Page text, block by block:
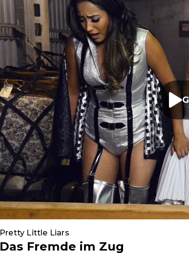
Pretty Little Liars
Das Fremde im Zug